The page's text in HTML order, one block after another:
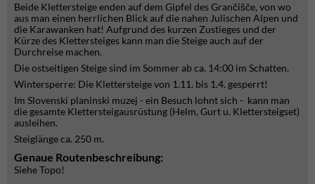
Beide Klettersteige enden auf dem Gipfel des Grančišče, von wo
aus man einen herrlichen Blick auf die nahen Julischen Alpen und
die Karawanken hat! Aufgrund des kurzen Zustieges und der
Kürze des Klettersteiges kann man die Steige auch auf der
Durchreise machen.
Die ostseitigen Steige sind im Sommer ab ca. 14:00 im Schatten.
Wintersperre: Die Klettersteige von 1.11. bis 1.4. gesperrt!
Im Slovenski planinski muzej - ein Besuch lohnt sich - kann man
die gesamte Klettersteigausrüstung (Helm, Gurt u. Klettersteigset)
ausleihen.
Steiglänge ca. 250 m.
Genaue Routenbeschreibung:
Siehe Topo!